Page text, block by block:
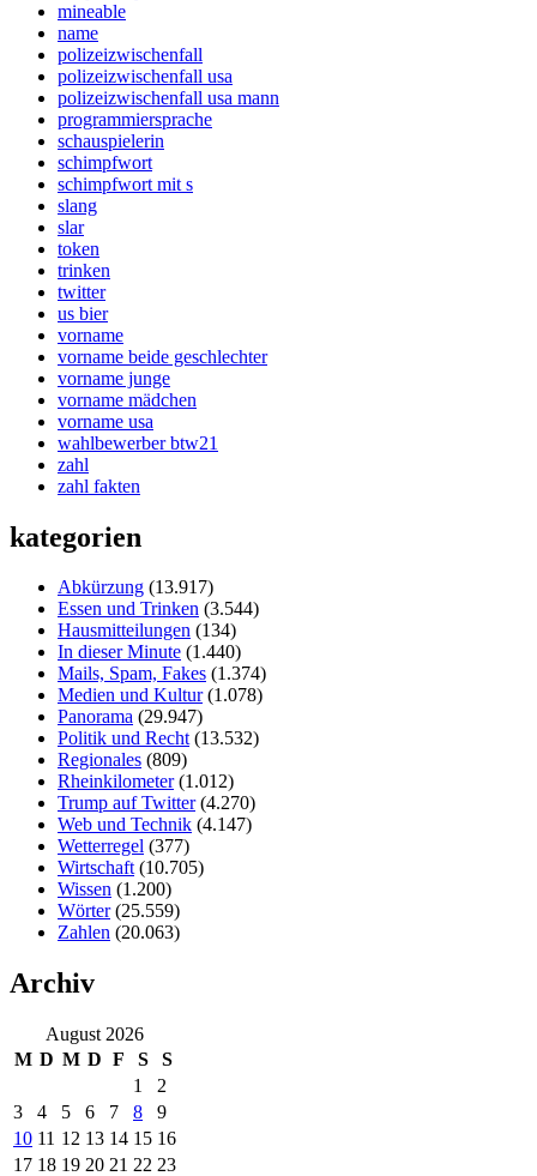
mineable
name
polizeizwischenfall
polizeizwischenfall usa
polizeizwischenfall usa mann
programmiersprache
schauspielerin
schimpfwort
schimpfwort mit s
slang
slar
token
trinken
twitter
us bier
vorname
vorname beide geschlechter
vorname junge
vorname mädchen
vorname usa
wahlbewerber btw21
zahl
zahl fakten
kategorien
Abkürzung (13.917)
Essen und Trinken (3.544)
Hausmitteilungen (134)
In dieser Minute (1.440)
Mails, Spam, Fakes (1.374)
Medien und Kultur(1.078)
Panorama (29.947)
Politik und Recht(13.532)
Regionales (809)
Rheinkilometer(1.012)
Trump auf Twitter(4.270)
Web und Technik (4.147)
Wetterregel (377)
Wirtschaft(10.705)
Wissen (1.200)
Wörter(25.559)
Zahlen (20.063)
Archiv
August 2026
M D M D F S
S
1
2
3
4 5 6 7 8
9
10 11 12 13 14 15 16
17 18 19 20 21 22 23